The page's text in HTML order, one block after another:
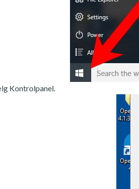
Kontrolpanel.